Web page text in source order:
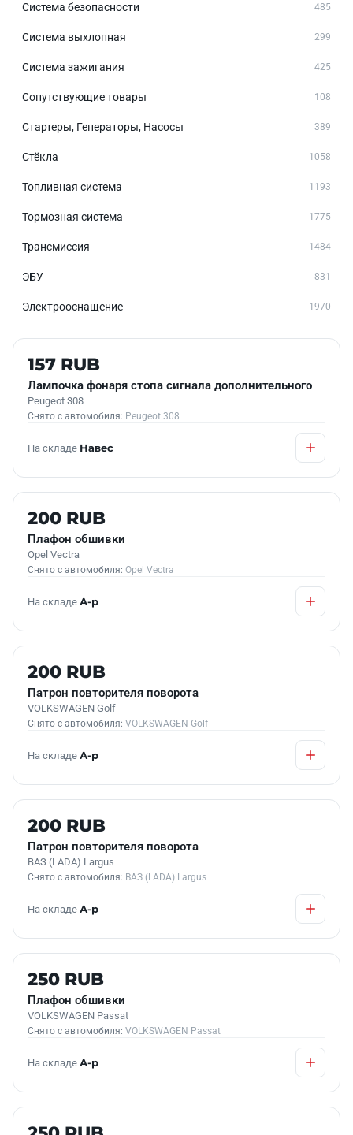
Система безопасности 485
Система выхлопная 299
Система зажигания 425
Сопутствующие товары 108
Стартеры, Генераторы, Насосы 389
Стёкла 1058
Топливная система 1193
Тормозная система 1775
Трансмиссия 1484
ЭБУ 831
Электрооснащение 1970
Б/У В НАЛИЧИИ
157 RUB
Лампочка фонаря стопа сигнала дополнительного
Peugeot 308
Снято с автомобиля: Peugeot 308
На складе Навес
Б/У В НАЛИЧИИ
200 RUB
Плафон обшивки
Opel Vectra
Снято с автомобиля: Opel Vectra
На складе А-р
Б/У В НАЛИЧИИ
200 RUB
Патрон повторителя поворота
VOLKSWAGEN Golf
Снято с автомобиля: VOLKSWAGEN Golf
На складе А-р
Б/У В НАЛИЧИИ
200 RUB
Патрон повторителя поворота
ВАЗ (LADA) Largus
Снято с автомобиля: ВАЗ (LADA) Largus
На складе А-р
Б/У В НАЛИЧИИ
250 RUB
Плафон обшивки
VOLKSWAGEN Passat
Снято с автомобиля: VOLKSWAGEN Passat
На складе А-р
Б/У В НАЛИЧИИ